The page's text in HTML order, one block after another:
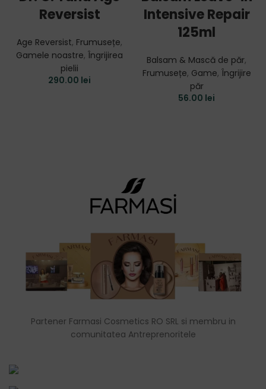
Reversist
Age Reversist, Frumusețe,
Gamele noastre, Îngrijirea
pielii
290.00 lei
Intensive Repair
125ml
Balsam & Mască de păr,
Frumusețe, Game, Îngrijire
păr
56.00 lei
Partener Farmasi Cosmetics RO SRL si membru in
comunitatea Antreprenoritele